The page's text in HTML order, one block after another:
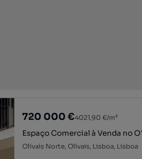
720 000 €4021,90 €/m²
Espaço Comercial à Venda no
Olivais Norte, Olivais, Lisboa, Lisboa